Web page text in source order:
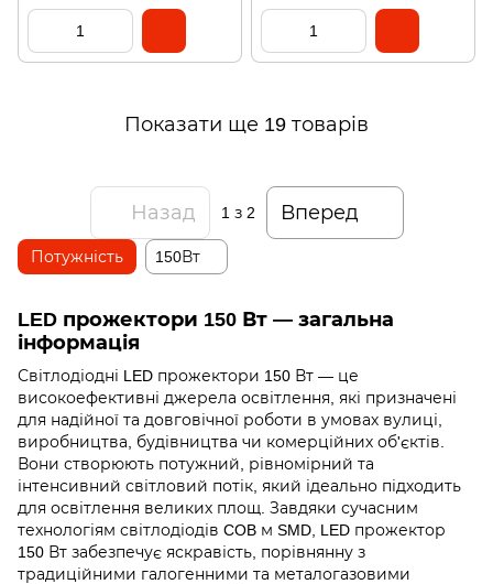
Показати ще 19 товарів
Назад 1з 2 Вперед
LED прожектори 150 Вт — загальна
інформація
Світлодіодні LED прожектори 150 Вт — це
високоефективні джерела освітлення, які призначені
для надійної та довговічної роботи в умовах вулиці,
виробництва, будівництва чи комерційних об'єктів.
Вони створюють потужний, рівномірний та
інтенсивний світловий потік, який ідеально підходить
для освітлення великих площ. Завдяки сучасним
технологіям світлодіодів COB м SMD, LED прожектор
150 Вт забезпечує яскравість, порівнянну з
традиційними галогенними та металогазовими
Потужність 150Вт